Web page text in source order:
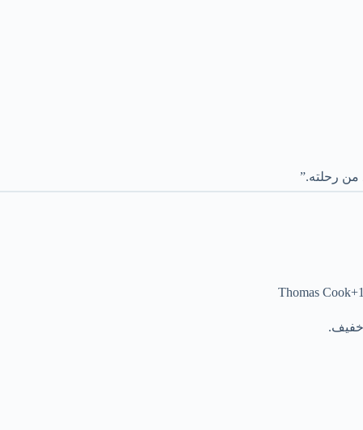
من رحلته.”
خفيف.